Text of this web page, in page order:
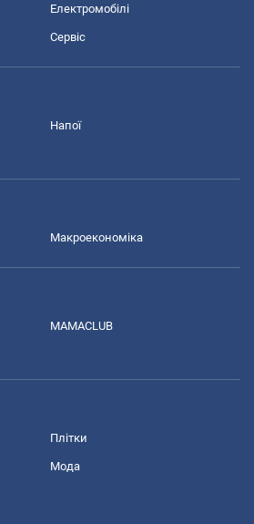
Електромобілі
Сервіс
Напої
Макроекономіка
MAMACLUB
Плітки
Мода